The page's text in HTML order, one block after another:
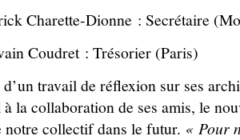
Charette-Dionne : Secrétaire
Coudret : Trésorier (Paris)
travail de réflexion sur ses
à la collaboration de ses amis, le
notre collectif dans le futur. « Pour